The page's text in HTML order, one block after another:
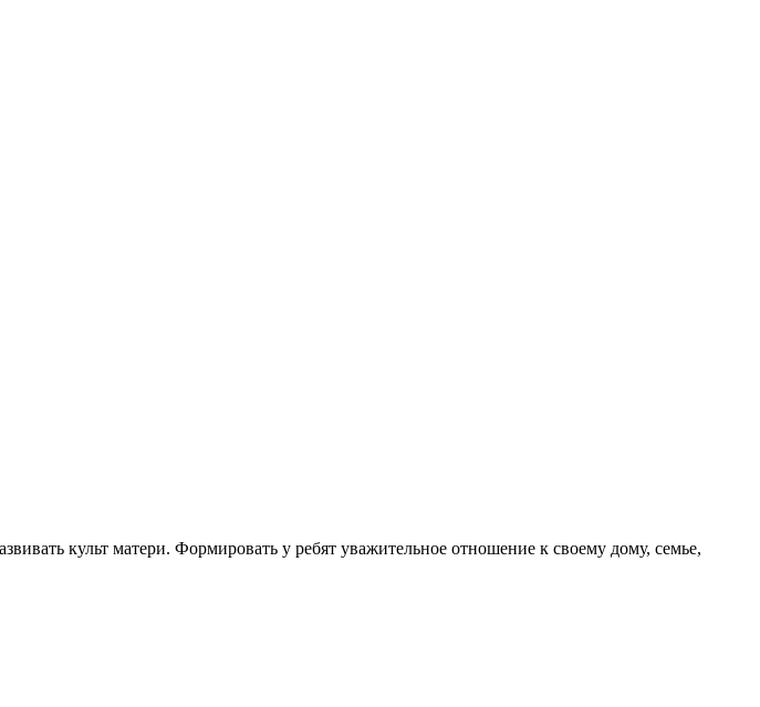
культ матери. Формировать у ребят уважительное отношение к своему дому, семье,